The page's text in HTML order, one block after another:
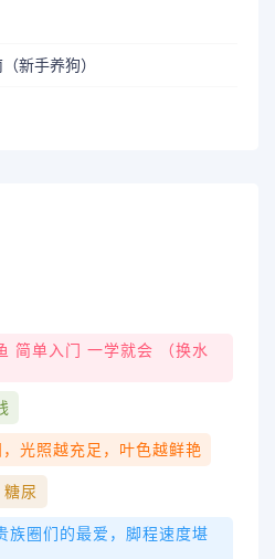
新手养狗）
简单入门 一学就会 （换水
光照越充足，叶色越鲜艳
糖尿
族圈们的最爱，脚程速度堪